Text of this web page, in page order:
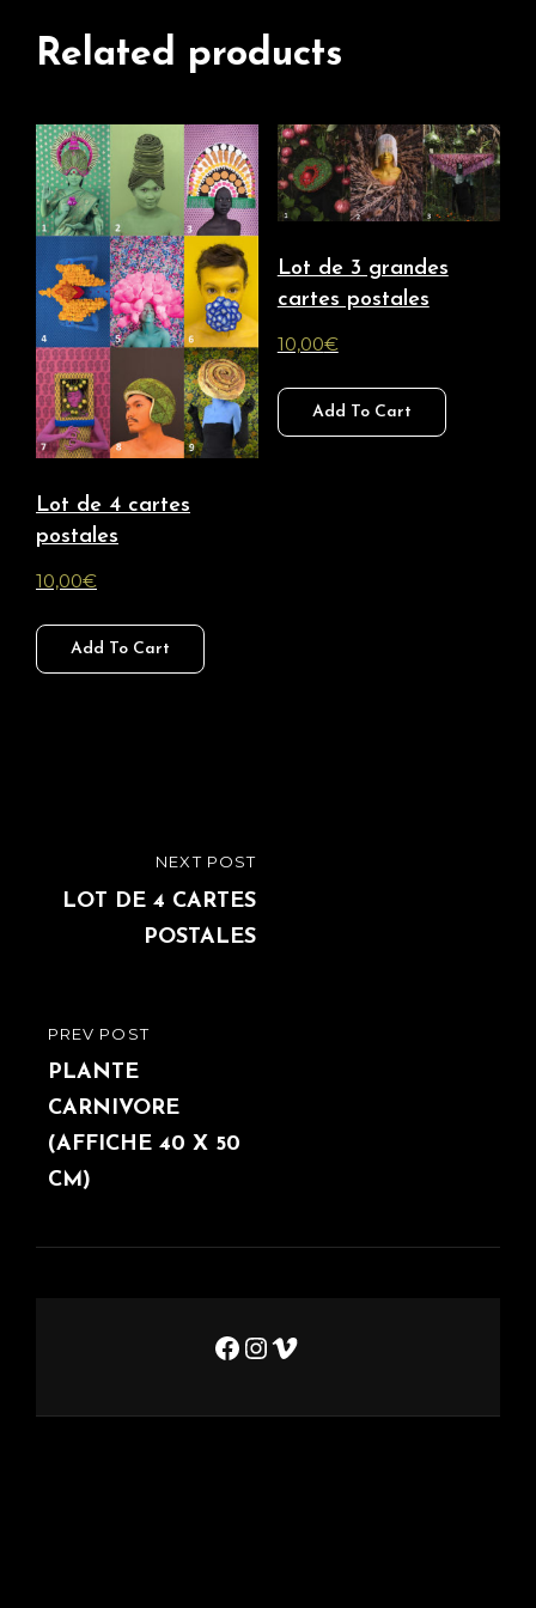
Related products
Lot de 4 cartes
postales
10,00€
Add To Cart
Lot de 3 grandes
cartes postales
10,00€
Add To Cart
Navigation
de
l’article
PREVIOUS
POST
PREV POST
PLANTE
CARNIVORE
(AFFICHE 40 X 50
CM)
POST
NEXT POST
LOT DE 4 CARTES
POSTALES
Facebook
Instagram
Vimeo